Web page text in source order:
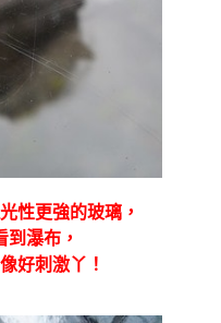
性更強的玻璃，
瀑布，
好刺激丫！